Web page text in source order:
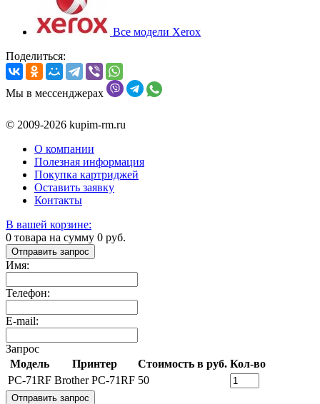
Все модели Xerox
Поделиться:
Мы в мессенджерах
© 2009-2026 kupim-rm.ru
О компании
Полезная информация
Покупка картриджей
Оставить заявку
Контакты
В вашей корзине:
0 товара на сумму 0 руб.
Отправить запрос
Имя:
Телефон:
E-mail:
Запрос
Модель
Принтер Стоимость в руб. Кол-во
PC-71RF Brother PC-71RF 50
Отправить запрос